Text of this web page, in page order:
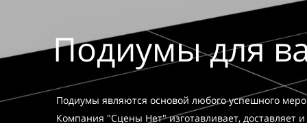
Подиумыдля
Подиумы являются основой любого успешного
Компания "Сцены Нет" изготавливает, доставляет